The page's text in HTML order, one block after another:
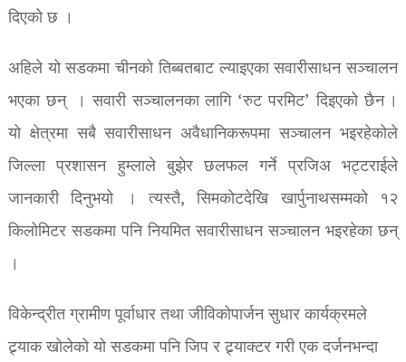
दिएको छ ।
अहिले यो सडकमा चीनको तिब्बतबाट ल्याइएका सवारीसाधन सञ्चालन
भएका छन् । सवारी सञ्चालनका लागि ‘रुट परमिट’ दिइएको छैन ।
यो क्षेत्रमा सबै सवारीसाधन अवैधानिकरूपमा सञ्चालन भइरहेकोले
जिल्ला प्रशासन हुम्लाले बुझेर छलफल गर्ने प्रजिअ भट्टराईले
जानकारी दिनुभयो । त्यस्तै, सिमकोटदेखि खार्पुनाथसम्मको १२
किलोमिटर सडकमा पनि नियमित सवारीसाधन सञ्चालन भइरहेका छन्
।
विकेन्द्रीत ग्रामीण पूर्वाधार तथा जीविकोपार्जन सुधार कार्यक्रमले
ट्र्याक खोलेको यो सडकमा पनि जिप र ट्र्याक्टर गरी एक दर्जनभन्दा